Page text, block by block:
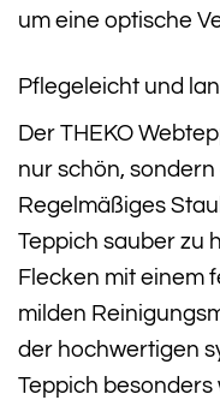
um eine optische
Pflegeleicht und
Der THEKO
nur schön,
Regelmäßiges
Teppich sauber zu
Flecken mit einem
milden
der hochwertigen
Teppich